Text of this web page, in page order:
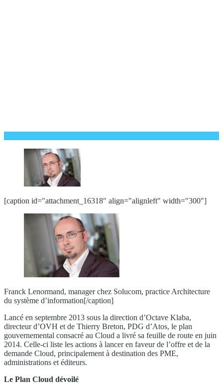
[caption id="attachment_16318" align="alignleft" width="300"]
Franck Lenormand, manager chez Solucom, practice Architecture
du système d’information[/caption]
Lancé en septembre 2013 sous la direction d’Octave Klaba,
directeur d’OVH et de Thierry Breton, PDG d’Atos, le plan
gouvernemental consacré au Cloud a livré sa feuille de route en juin
2014. Celle-ci liste les actions à lancer en faveur de l’offre et de la
demande Cloud, principalement à destination des PME,
administrations et éditeurs.
Le Plan Cloud dévoilé